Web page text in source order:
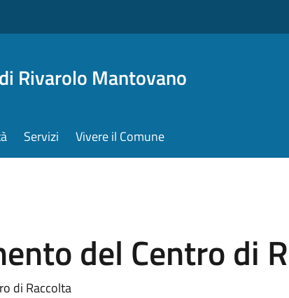
Rivarolo Mantovano
Servizi Vivere il Comune
del Centro di
di Raccolta